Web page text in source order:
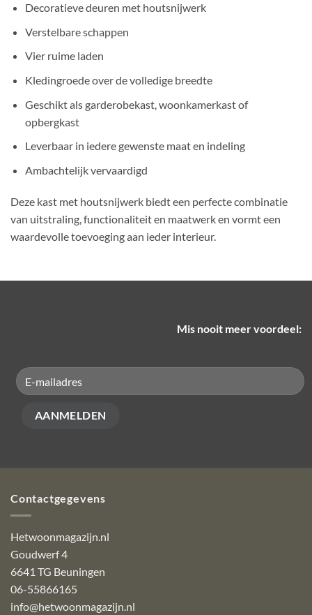
Decoratieve deuren met houtsnijwerk
Verstelbare schappen
Vier ruime laden
Kledingroede over de volledige breedte
Geschikt als garderobekast, woonkamerkast of
opbergkast
Leverbaar in iedere gewenste maat en indeling
Ambachtelijk vervaardigd
Deze kast met houtsnijwerk biedt een perfecte combinatie
van uitstraling, functionaliteit en maatwerk en vormt een
waardevolle toevoeging aan ieder interieur.
Mis nooit meer voordeel:
Contactgegevens
Hetwoonmagazijn.nl
Goudwerf 4
6641 TG Beuningen
06-55866165
info@hetwoonmagazijn.nl